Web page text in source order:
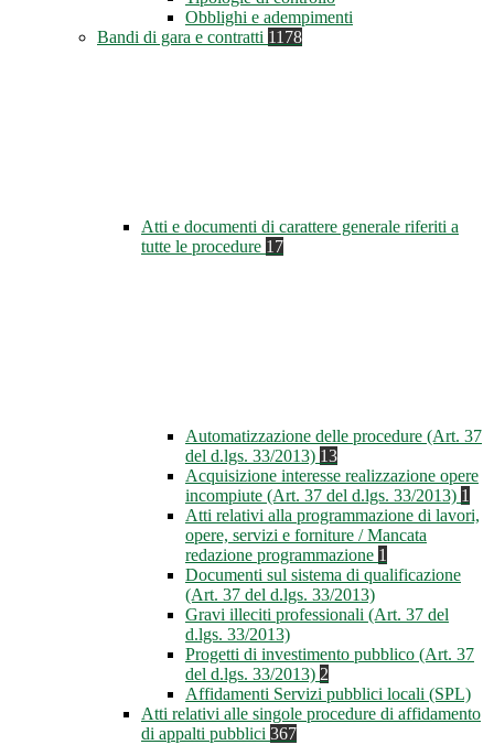
Obblighi e adempimenti
Bandi di gara e contratti 1178
Atti e documenti di carattere generale riferiti a
tutte le procedure 17
Automatizzazione delle procedure (Art. 37
del d.lgs. 33/2013) 13
Acquisizione interesse realizzazione opere
incompiute (Art. 37 del d.lgs. 33/2013) 1
Atti relativi alla programmazione di lavori,
opere, servizi e forniture / Mancata
redazione programmazione 1
Documenti sul sistema di qualificazione
(Art. 37 del d.lgs. 33/2013)
Gravi illeciti professionali (Art. 37 del
d.lgs. 33/2013)
Progetti di investimento pubblico (Art. 37
del d.lgs. 33/2013) 2
Affidamenti Servizi pubblici locali (SPL)
Atti relativi alle singole procedure di affidamento
di appalti pubblici 367